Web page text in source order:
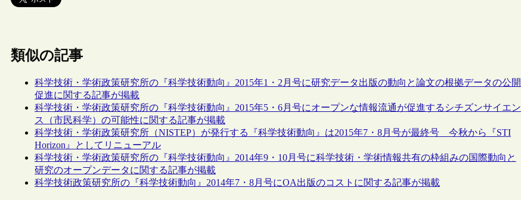
類似の記事
科学技術・学術政策研究所の『科学技術動向』2015年1・2月号に研究データ出版の動向と論文の根拠データの公開
促進に関する記事が掲載
科学技術・学術政策研究所の『科学技術動向』2015年5・6月号にオープンな情報流通が促進するシチズンサイエン
ス（市民科学）の可能性に関する記事が掲載
科学技術・学術政策研究所（NISTEP）が発行する『科学技術動向』は2015年7・8月号が最終号 今秋から『STI
Horizon』としてリニューアル
科学技術・学術政策研究所の『科学技術動向』2014年9・10月号に科学技術・学術情報共有の枠組みの国際動向と
研究のオープンデータに関する記事が掲載
科学技術政策研究所の『科学技術動向』2014年7・8月号にOA出版のコストに関する記事が掲載